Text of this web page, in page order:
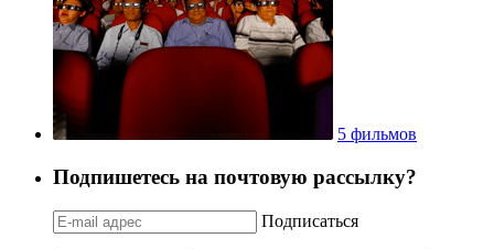
5 фильмов
Подпишетесь на почтовую рассылку?
Подписаться